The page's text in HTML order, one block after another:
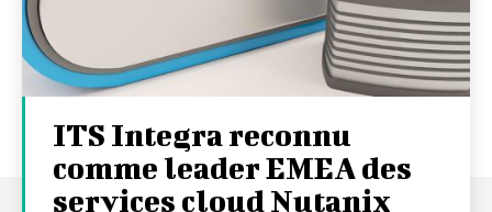
ITS Integra reconnu
comme leader EMEA des
services cloud Nutanix